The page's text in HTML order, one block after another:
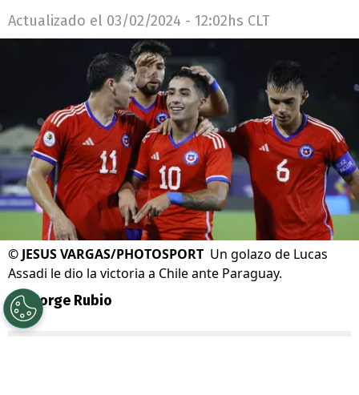
Actualizado el 03/02/2024 - 12:02hs CLT
© JESUS VARGAS/PHOTOSPORT Un golazo de Lucas
Assadi le dio la victoria a Chile ante Paraguay.
Por Jorge Rubio